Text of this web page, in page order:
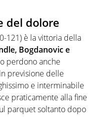
del dolore
121) è la vittoria della
Bogdanovic e
perdono anche
previsione delle
e interminabile
praticamente alla fine
parquet soltanto dopo